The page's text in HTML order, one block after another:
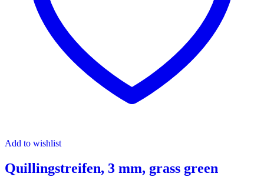
Add to wishlist
Quillingstreifen, 3 mm, grass green